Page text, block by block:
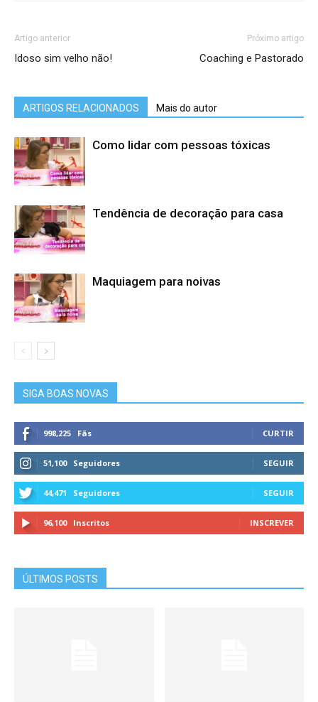
Artigo anterior
Idoso sim velho não!
Próximo artigo
Coaching e Pastorado
ARTIGOS RELACIONADOS Mais do autor
Como lidar com pessoas tóxicas
Tendência de decoração para casa
Maquiagem para noivas
SIGA BOAS NOVAS
998,225 Fãs CURTIR
51,100 Seguidores SEGUIR
44,471 Seguidores SEGUIR
96,100 Inscritos INSCREVER
ÚLTIMOS POSTS